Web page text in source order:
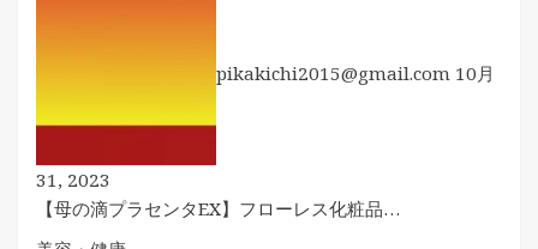
pikakichi2015@gmail.com 10月
31, 2023
【母の滴プラセンタEX】フローレス化粧品…